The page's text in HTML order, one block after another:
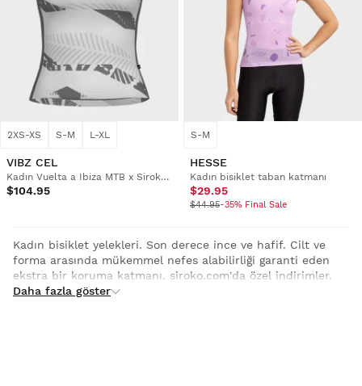
2XS-XS S-M L-XL
VIBZ CEL
Kadın Vuelta a Ibiza MTB x Siroko bisiklet taban katmanı üst
$104.95
S-M
HESSE
Kadın bisiklet taban katmanı
$29.95
$44.95-35% Final Sale
Kadın bisiklet yelekleri. Son derece ince ve hafif. Cilt ve
forma arasında mükemmel nefes alabilirliği garanti eden
ekstra bir koruma katmanı. siroko.com'da özel indirimler.
Daha fazla göster